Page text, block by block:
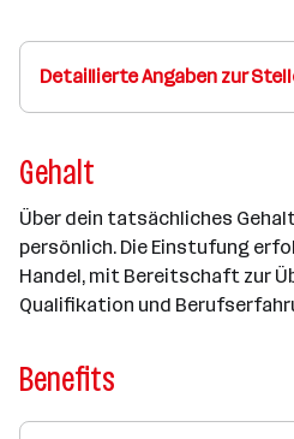
Detaillierte Angaben zur
Gehalt
Über dein tatsächliches
persönlich. Die Einstufung
Handel, mit Bereitschaft zur
Qualifikation und
Benefits